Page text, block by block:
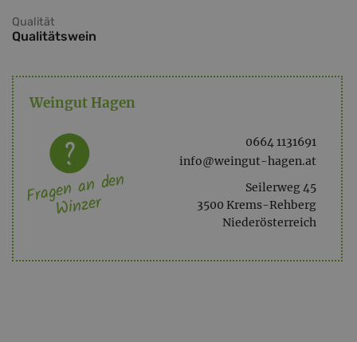
Qualität
Qualitätswein
Weingut Hagen
0664 1131691
info@weingut-hagen.at
Seilerweg 45
3500 Krems-Rehberg
Niederösterreich
Fragen an den
Winzer